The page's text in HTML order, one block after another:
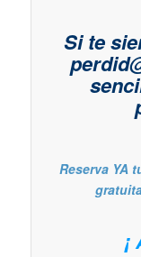
Si te
Reserva YA